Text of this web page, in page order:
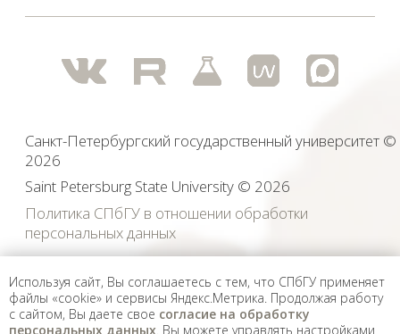
Используя сайт, Вы соглашаетесь с тем, что СПбГУ применяет
файлы «cookie» и сервисы Яндекс.Метрика. Продолжая работу
с сайтом, Вы даете свое согласие на обработку
персональных данных . Вы можете управлять настройками